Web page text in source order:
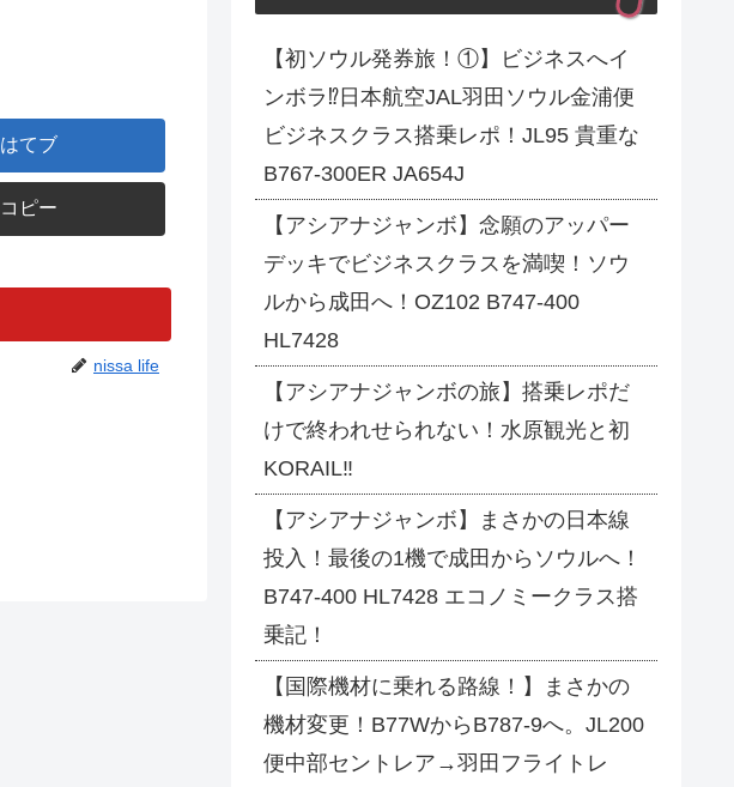
はてブ
コピー
nissa life
【初ソウル発券旅！①】ビジネスへイ
ンボラ⁉日本航空JAL羽田ソウル金浦便
ビジネスクラス搭乗レポ！JL95 貴重な
B767-300ER JA654J
【アシアナジャンボ】念願のアッパー
デッキでビジネスクラスを満喫！ソウ
ルから成田へ！OZ102 B747-400
HL7428
【アシアナジャンボの旅】搭乗レポだ
けで終われせられない！水原観光と初
KORAIL‼
【アシアナジャンボ】まさかの日本線
投入！最後の1機で成田からソウルへ！
B747-400 HL7428 エコノミークラス搭
乗記！
【国際機材に乗れる路線！】まさかの
機材変更！B77WからB787-9へ。JL200
便中部セントレア→羽田フライトレ